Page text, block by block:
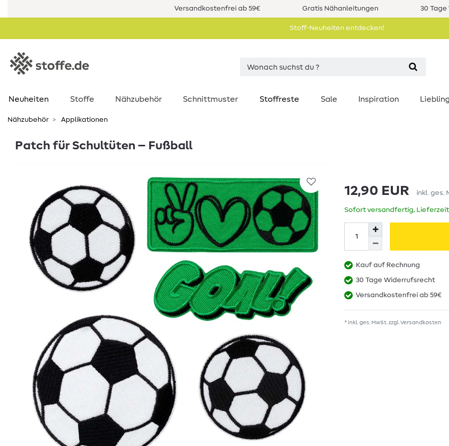
Versandkostenfrei ab 59€ Gratis Nähanleitungen 30
Stoff-Neuheiten entdecken!
Neuheiten Stoffe Nähzubehör Schnittmuster Stoffreste Sale Inspiration
Nähzubehör Applikationen
Patch für Schultüten – Fußball
12,90 EUR inkl. ges.
Sofort versandfertig,
Kauf auf Rechnung
30 Tage Widerrufsrecht
Versandkostenfrei ab 59€
* inkl. ges. MwSt. zzgl. Versandkosten